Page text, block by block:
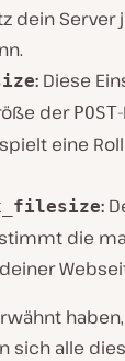
dein Server
: Diese
der POST
eine
:
die
haben,
sich alle